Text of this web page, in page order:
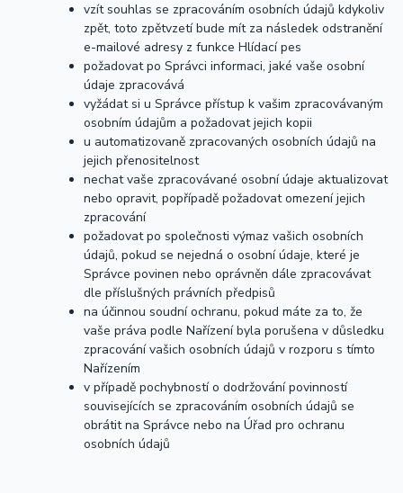
vzít souhlas se zpracováním osobních údajů kdykoliv
zpět, toto zpětvzetí bude mít za následek odstranění
e-mailové adresy z funkce Hlídací pes
požadovat po Správci informaci, jaké vaše osobní
údaje zpracovává
vyžádat si u Správce přístup k vašim zpracovávaným
osobním údajům a požadovat jejich kopii
u automatizovaně zpracovaných osobních údajů na
jejich přenositelnost
nechat vaše zpracovávané osobní údaje aktualizovat
nebo opravit, popřípadě požadovat omezení jejich
zpracování
požadovat po společnosti výmaz vašich osobních
údajů, pokud se nejedná o osobní údaje, které je
Správce povinen nebo oprávněn dále zpracovávat
dle příslušných právních předpisů
na účinnou soudní ochranu, pokud máte za to, že
vaše práva podle Nařízení byla porušena v důsledku
zpracování vašich osobních údajů v rozporu s tímto
Nařízením
v případě pochybností o dodržování povinností
souvisejících se zpracováním osobních údajů se
obrátit na Správce nebo na Úřad pro ochranu
osobních údajů